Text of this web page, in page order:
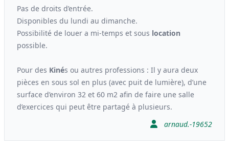
Pas de droits d’entrée.
Disponibles du lundi au dimanche.
Possibilité de louer a mi-temps et sous location
possible.
Pour des Kinés ou autres professions : Il y aura deux
pièces en sous sol en plus (avec puit de lumière), d’une
surface d’environ 32 et 60 m2 afin de faire une salle
d’exercices qui peut être partagé à plusieurs.
arnaud.-19652